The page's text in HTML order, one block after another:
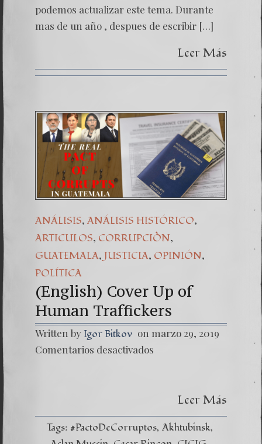
podemos actualizar este tema. Durante
mas de un año , despues de escribir […]
Leer Más
ANÁLISIS, ANÁLISIS HISTÓRICO,
ARTICULOS, CORRUPCIÒN,
GUATEMALA, JUSTICIA, OPINIÓN,
POLÍTICA
(English) Cover Up of
Human Traffickers
Written by Igor Bitkov on marzo 29, 2019
Comentarios desactivados
Leer Más
Tags: #PactoDeCorruptos Akhtubinsk